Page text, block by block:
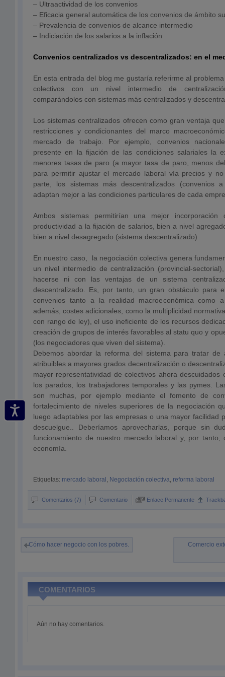
– Ultraactividad de los convenios
– Eficacia general automática de los convenios de ámbito
– Prevalencia de convenios de alcance intermedio
– Indiciación de los salarios a la inflación
Convenios centralizados vs descentralizados: en el
En esta entrada del blog me gustaría referirme al
colectivos con un nivel intermedio de
comparándolos con sistemas más centralizados y
Los sistemas centralizados ofrecen como gran ventaja
restricciones y condicionantes del marco
mercado de trabajo. Por ejemplo, convenios
presente en la fijación de las condiciones salariales la
menores tasas de paro (a mayor tasa de paro, menos
para permitir ajustar el mercado laboral vía precios y
parte, los sistemas más descentralizados (convenios
adaptan mejor a las condiciones particulares de cada
Ambos sistemas permitirían una mejor
productividad a la fijación de salarios, bien a nivel
bien a nivel desagregado (sistema descentralizado)
En nuestro caso, la negociación colectiva genera
un nivel intermedio de centralización (provincial-
hacerse ni con las ventajas de un sistema
descentralizado. Es, por tanto, un gran obstáculo para
convenios tanto a la realidad macroeconómica como
además, costes adicionales, como la multiplicidad
con rango de ley), el uso ineficiente de los recursos
creación de grupos de interés favorables al statu quo y
(los negociadores que viven del sistema).
Debemos abordar la reforma del sistema para tratar de
atribuibles a mayores grados decentralización o
mayor representatividad de colectivos ahora descuidados
los parados, los trabajadores temporales y las pymes.
son muchas, por ejemplo mediante el fomento de
fortalecimiento de niveles superiores de la negociación
luego adaptables por las empresas o una mayor facilidad
descuelgue.. Deberíamos aprovecharlas, porque sin
funcionamiento de nuestro mercado laboral y, por tanto,
economía.
Etiquetas: mercado laboral , Negociación colectiva, reforma laboral
Comentarios (7) Comentario Enlace Permanente
Cómo hacer negocio con los pobres. Comercio
COMENTARIOS
Aún no hay comentarios.